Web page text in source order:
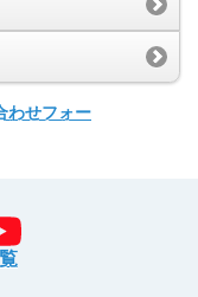
わせフォー